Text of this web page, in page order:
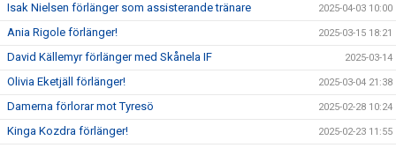
Isak Nielsen förlänger som assisterande tränare 2025-04-03 10:00
Ania Rigole förlänger! 2025-03-15 18:21
David Källemyr förlänger med Skånela IF 2025-03-14
Olivia Eketjäll förlänger! 2025-03-04 21:38
Damerna förlorar mot Tyresö 2025-02-28 10:24
Kinga Kozdra förlänger! 2025-02-23 11:55